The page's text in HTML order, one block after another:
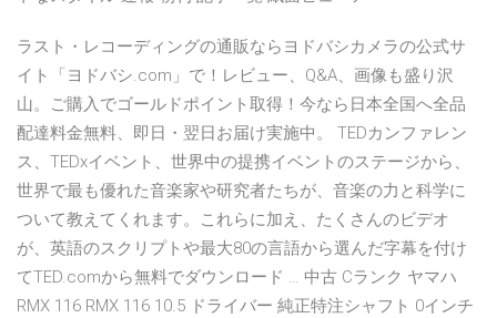
ラスト・レコーディングの通販ならヨドバシカメラの公式サ
イト「ヨドバシ.com」で！レビュー、Q&A、画像も盛り沢
山。ご購入でゴールドポイント取得！今なら日本全国へ全品
配達料金無料、即日・翌日お届け実施中。 TEDカンファレン
ス、TEDxイベント、世界中の提携イベントのステージから、
世界で最も優れた音楽家や研究者たちが、音楽の力と科学に
ついて教えてくれます。これらに加え、たくさんのビデオ
が、英語のスクリプトや最大80の言語から選んだ字幕を付け
てTED.comから無料でダウンロード … 中古 Cランク ヤマハ
RMX 116 RMX 116 10.5 ドライバー 純正特注シャフト 0インチ